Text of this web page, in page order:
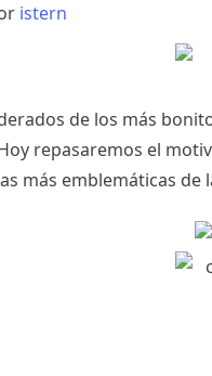
istern
de los más
repasaremos el
más emblemáticas de